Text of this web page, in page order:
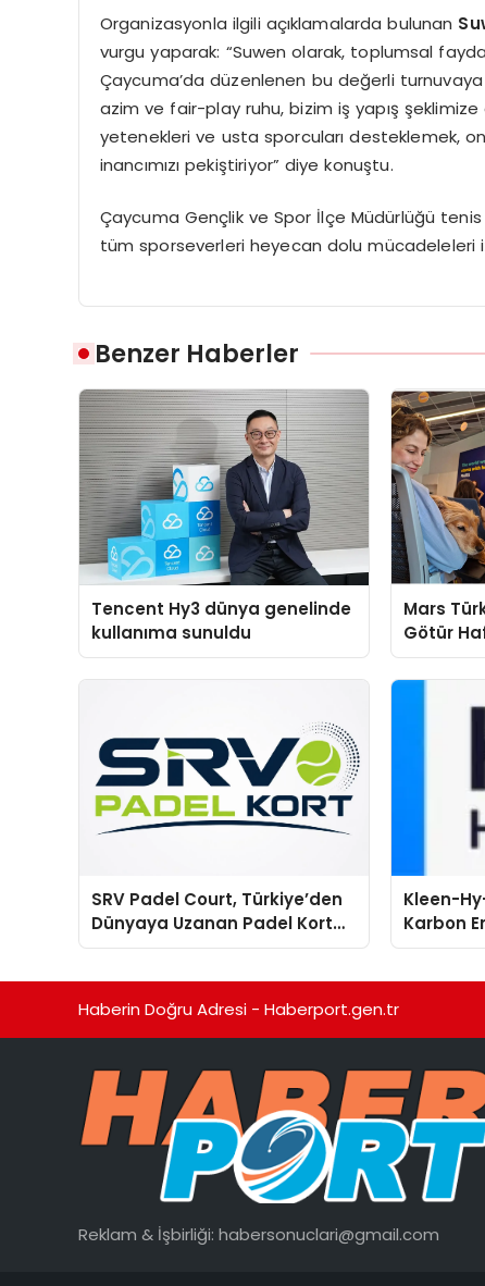
Organizasyonla ilgili açıklamalarda bulunan
vurgu yaparak: “Suwen olarak, toplumsal
Çaycuma’da düzenlenen bu değerli
azim ve fair-play ruhu, bizim iş yapış
yetenekleri ve usta sporcuları desteklemek,
inancımızı pekiştiriyor” diye konuştu.
Çaycuma Gençlik ve Spor İlçe Müdürlüğü
tüm sporseverleri heyecan dolu mücadeleleri
Benzer Haberler
Tencent Hy3 dünya genelinde
kullanıma sunuldu
Mars
Götür
SRV Padel Court, Türkiye’den
Dünyaya Uzanan Padel Kort
Üretiminde Güvenin Adresi
Kleen-
Karbon
Isıtma
Haberin Doğru Adresi - Haberport.gen.tr
Reklam & İşbirliği: habersonuclari@gmail.com